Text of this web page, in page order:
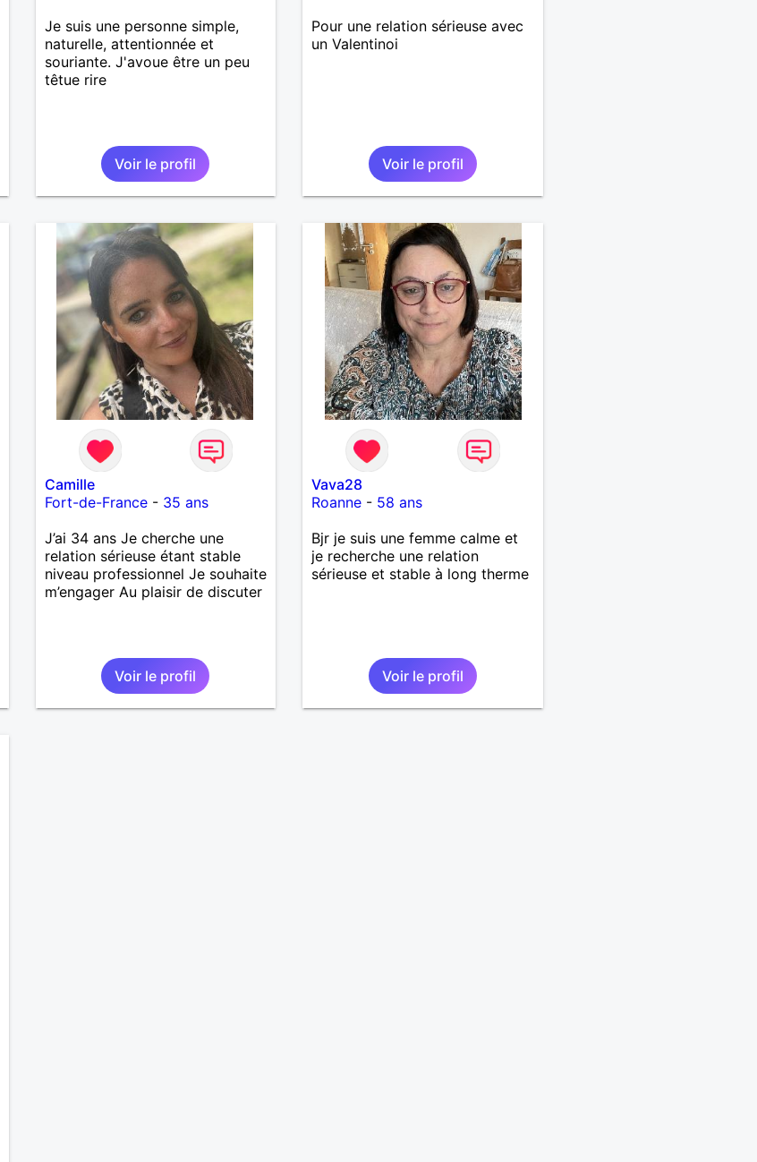
Je suis une personne simple,
naturelle, attentionnée et
souriante. J'avoue être un peu
têtue rire
Voir le profil
Pour une relation sérieuse avec
un Valentinoi
Voir le profil
Camille
Fort-de-France- 35 ans
J’ai 34 ans Je cherche une
relation sérieuse étant stable
niveau professionnel Je souhaite
m’engager Au plaisir de discuter
Voir le profil
Vava28
Roanne - 58 ans
Bjr je suis une femme calme et
je recherche une relation
sérieuse et stable à long therme
Voir le profil